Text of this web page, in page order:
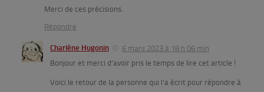
Merci de ces précisions.
Répondre
Charlène Hugonin
6 mars 2023 à 18 h 06 min
Bonjour et merci d’avoir pris le temps de lire cet article !
Voici le retour de la personne qui l’a écrit pour répondre à